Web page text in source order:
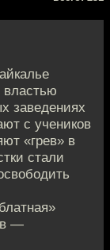
властью
заведениях
с учеников
«грев» в
стали
—